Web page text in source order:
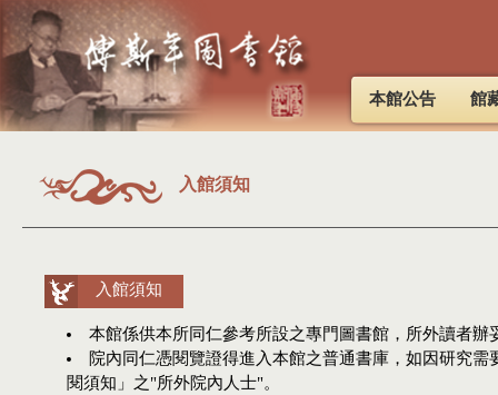
本館公告 館
入館須知
入館須知
本館係供本所同仁參考所設之專門圖書館，所外讀者辦
院內同仁憑閱覽證得進入本館之普通書庫，如因研究
閱須知」之"所外院內人士"。